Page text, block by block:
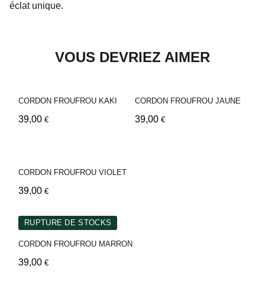
éclat unique.
VOUS DEVRIEZ AIMER
CORDON FROUFROU KAKI
39,00 €
CORDON FROUFROU JAUNE
39,00 €
CORDON FROUFROU VIOLET
39,00 €
RUPTURE DE STOCKS
CORDON FROUFROU MARRON
39,00 €